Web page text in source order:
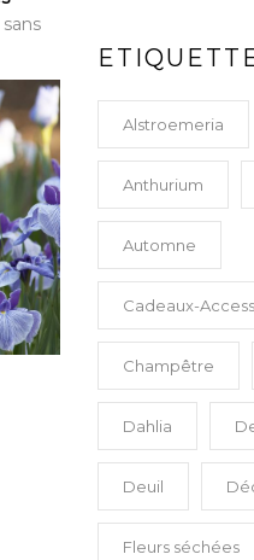
Alstroemeria
Anthurium
Automne
Cadeaux-
Champêtre
Dahlia
Deuil
Fleurs séchées